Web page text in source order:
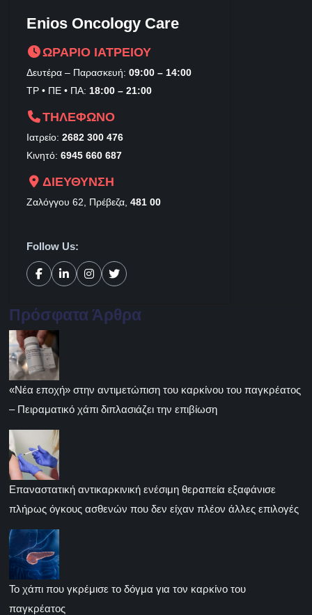
Enios Oncology Care
ΩΡΑΡΙΟ ΙΑΤΡΕΙΟΥ
Δευτέρα – Παρασκευή: 09:00 – 14:00
ΤΡ • ΠΕ • ΠΑ: 18:00 – 21:00
ΤΗΛΕΦΩΝΟ
Ιατρείο: 2682 300 476
Κινητό: 6945 660 687
ΔΙΕΥΘΥΝΣΗ
Ζαλόγγου 62, Πρέβεζα, 481 00
Follow Us:
Πρόσφατα Άρθρα
«Νέα εποχή» στην αντιμετώπιση του καρκίνου του παγκρέατος
– Πειραματικό χάπι διπλασιάζει την επιβίωση
Επαναστατική αντικαρκινική ενέσιμη θεραπεία εξαφάνισε
πλήρως όγκους ασθενών που δεν είχαν πλέον άλλες επιλογές
Το χάπι που γκρέμισε το δόγμα για τον καρκίνο του
παγκρέατος